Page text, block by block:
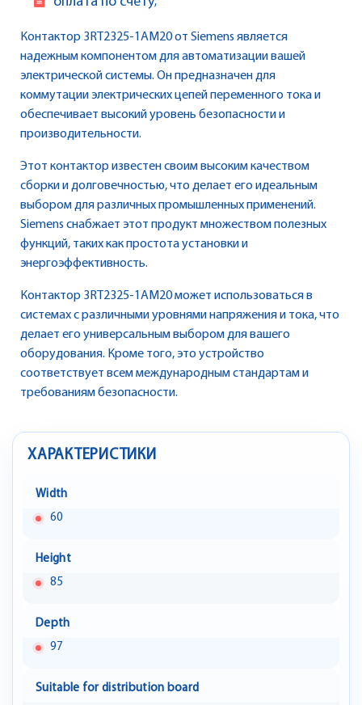
Контактор 3RT2325-1AM20 от Siemens является
надежным компонентом для автоматизации вашей
электрической системы. Он предназначен для
коммутации электрических цепей переменного тока и
обеспечивает высокий уровень безопасности и
производительности.
Этот контактор известен своим высоким качеством
сборки и долговечностью, что делает его идеальным
выбором для различных промышленных применений.
Siemens снабжает этот продукт множеством полезных
функций, таких как простота установки и
энергоэффективность.
Контактор 3RT2325-1AM20 может использоваться в
системах с различными уровнями напряжения и тока, что
делает его универсальным выбором для вашего
оборудования. Кроме того, это устройство
соответствует всем международным стандартам и
требованиям безопасности.
ХАРАКТЕРИСТИКИ
Width
60
Height
85
Depth
97
Suitable for distribution board